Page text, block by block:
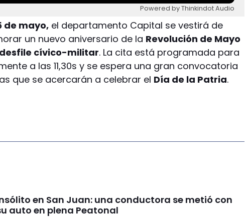
Powered by Thinkindot Audio
de mayo, el departamento Capital se vestirá de
un nuevo aniversario de la Revolución de Mayo
desfile cívico-militar. La cita está programada para
a las 11,30s y se espera una gran convocatoria
que se acercarán a celebrar el Día de la Patria.
en San Juan: una conductora se metió con
auto en plena Peatonal